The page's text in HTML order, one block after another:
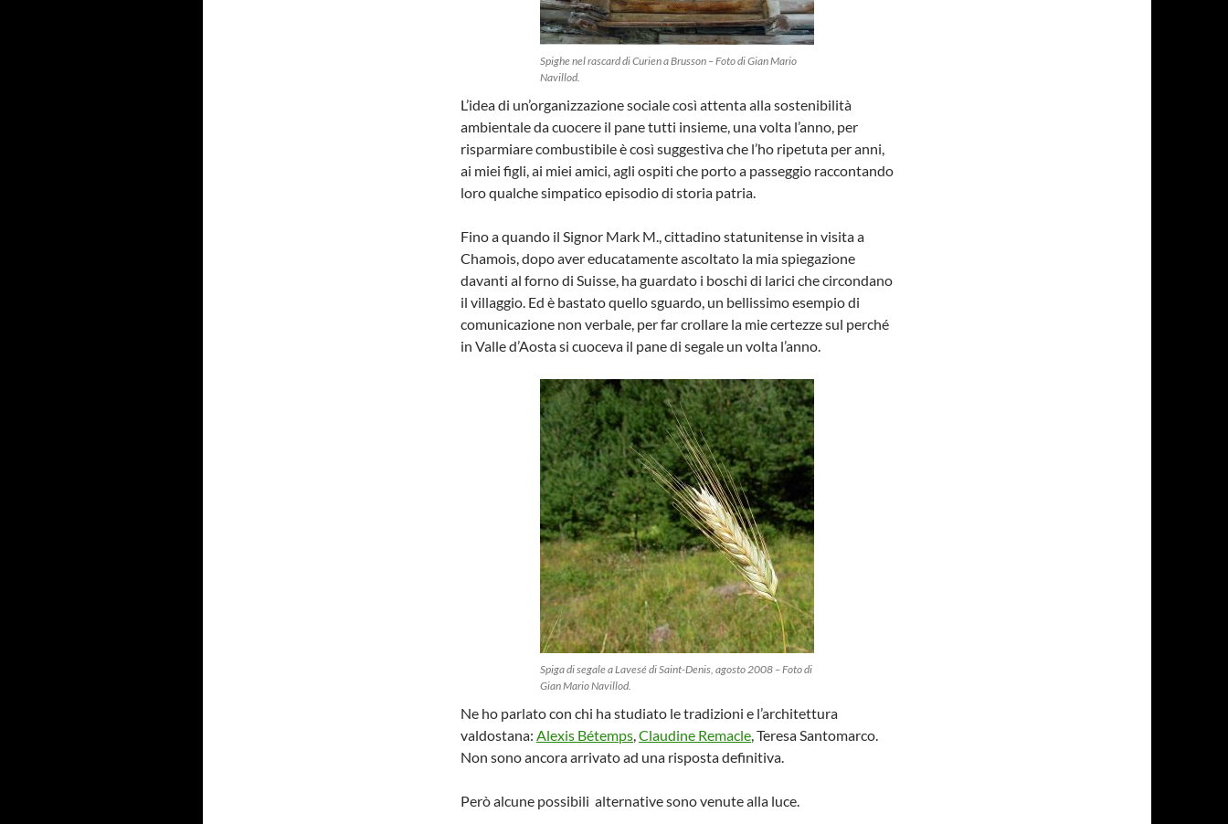
Spighe nel rascard di Curien a Brusson – Foto di Gian Mario
Navillod.
L’idea di un’organizzazione sociale così attenta alla sostenibilità
ambientale da cuocere il pane tutti insieme, una volta l’anno, per
risparmiare combustibile è così suggestiva che l’ho ripetuta per anni,
ai miei figli, ai miei amici, agli ospiti che porto a passeggio raccontando
loro qualche simpatico episodio di storia patria.
Fino a quando il Signor Mark M., cittadino statunitense in visita a
Chamois, dopo aver educatamente ascoltato la mia spiegazione
davanti al forno di Suisse, ha guardato i boschi di larici che circondano
il villaggio. Ed è bastato quello sguardo, un bellissimo esempio di
comunicazione non verbale, per far crollare la mie certezze sul perché
in Valle d’Aosta si cuoceva il pane di segale un volta l’anno.
Spiga di segale a Lavesé di Saint-Denis, agosto 2008 – Foto di
Gian Mario Navillod.
Ne ho parlato con chi ha studiato le tradizioni e l’architettura
valdostana: Alexis Bétemps,Claudine Remacle, Teresa Santomarco.
Non sono ancora arrivato ad una risposta definitiva.
Però alcune possibili alternative sono venute alla luce.